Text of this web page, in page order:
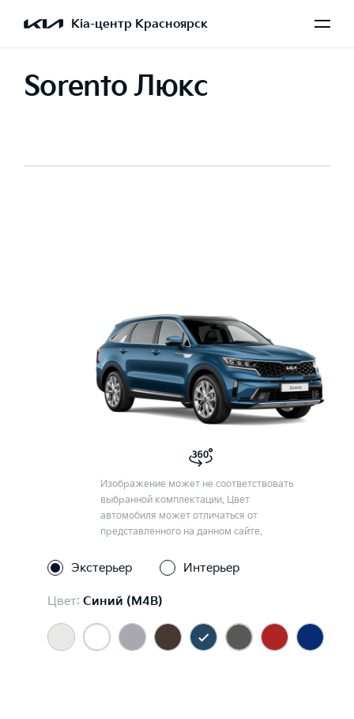
Kia-центр Красноярск
Sorento Люкс
Изображение может не соответствовать
выбранной комплектации. Цвет
автомобиля может отличаться от
представленного на данном сайте.
Экстерьер Интерьер
Цвет: Синий (M4B)